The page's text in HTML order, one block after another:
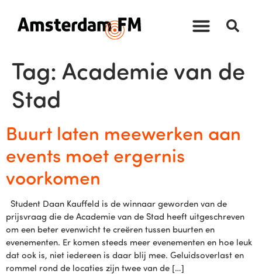
Tag: Academie van de
Stad
Buurt laten meewerken aan
events moet ergernis
voorkomen
Student Daan Kauffeld is de winnaar geworden van de
prijsvraag die de Academie van de Stad heeft uitgeschreven
om een beter evenwicht te creëren tussen buurten en
evenementen. Er komen steeds meer evenementen en hoe leuk
dat ook is, niet iedereen is daar blij mee. Geluidsoverlast en
rommel rond de locaties zijn twee van de […]